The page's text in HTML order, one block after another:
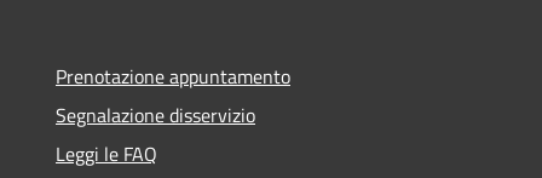
Prenotazione appuntamento
Segnalazione disservizio
Leggi le FAQ